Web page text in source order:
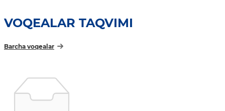
VOQEALAR TAQVIMI
Barcha voqealar